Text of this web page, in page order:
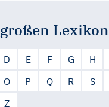
Lexikon
D E F G H
O P Q R S
Z